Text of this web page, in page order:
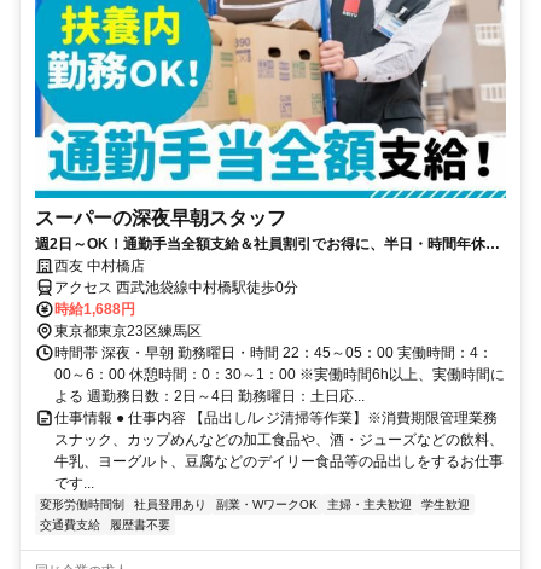
スーパーの深夜早朝スタッフ
週2日～OK！通勤手当全額支給＆社員割引でお得に、半日・時間年休で
ムリなく続けられる仕事
西友 中村橋店
アクセス 西武池袋線中村橋駅徒歩0分
時給1,688円
東京都東京23区練馬区
時間帯 深夜・早朝 勤務曜日・時間 22：45～05：00 実働時間：4：
00～6：00 休憩時間：0：30～1：00 ※実働時間6h以上、実働時間に
よる 週勤務日数：2日～4日 勤務曜日：土日応...
仕事情報 ● 仕事内容 【品出し/レジ清掃等作業】※消費期限管理業務
スナック、カップめんなどの加工食品や、酒・ジューズなどの飲料、
牛乳、ヨーグルト、豆腐などのデイリー食品等の品出しをするお仕事
です...
変形労働時間制 社員登用あり 副業・WワークOK 主婦・主夫歓迎
学生歓迎
交通費支給
履歴書不要